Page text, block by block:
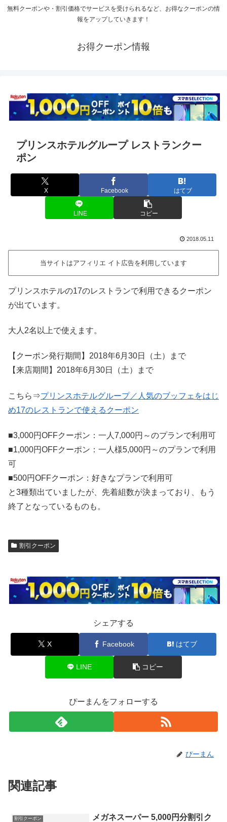
無料クーポンや・割引価格でサービスを受けられるなど、お得なクーポンの情
報をアップしていきます！
お得クーポン情報
プリンスホテルグループ レストランクー
ポン
X Facebook はてブ
LINE コピー
2018.05.11
当サイトはアフィリエ イト広告を利用しています
プリンスホテルの17のレストランで利用できるクーポン
が出ています。
大人2名以上で使えます。
【クーポン発行期間】2018年6月30日（土）まで
【来店期間】2018年6月30日（土）まで
こちら⇒プリンスホテルグループ／人気のブッフェをはじ
め17のレストランで使えるクーポン
■3,000円OFFクーポン：一人7,000円～のプランで利用可
■1,000円OFFクーポン：一人様5,000円～のプランで利用
可
■500円OFFクーポン：好きなプランで利用可
と3種類出ていましたが、先着組数が決まっており、もう
終了となっているものも。
割引クーポン
シェアする
X Facebook はてブ
LINE コピー
ぴーまんをフォローする
ぴーまん
関連記事
割引クーポン
メガネスーパー 5,000円分割引ク